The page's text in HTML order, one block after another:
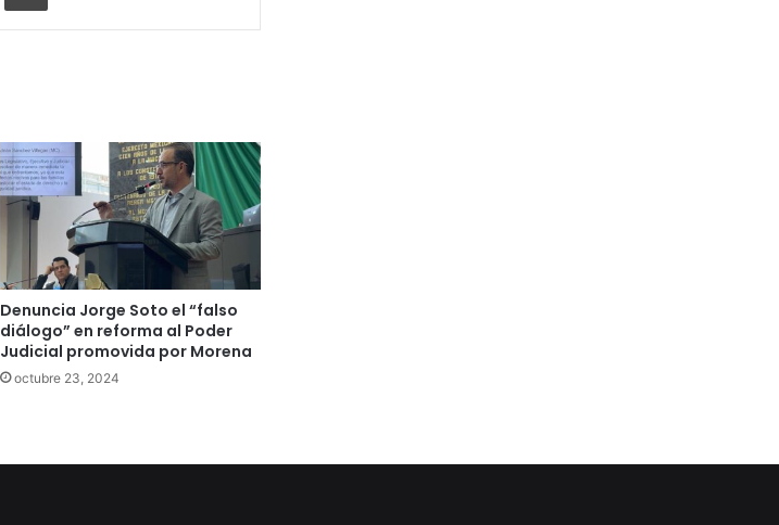
Denuncia Jorge Soto el “falso
diálogo” en reforma al Poder
Judicial promovida por Morena
octubre 23, 2024